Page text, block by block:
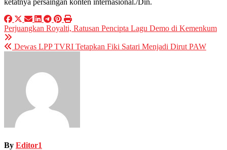
ketatnya persaingan konten internasional./Din.
Post
navigation
Perjuangkan Royalti, Ratusan Pencipta Lagu Demo di Kemenkum
Dewas LPP TVRI Tetapkan Fiki Satari Menjadi Dirut PAW
By Editor1